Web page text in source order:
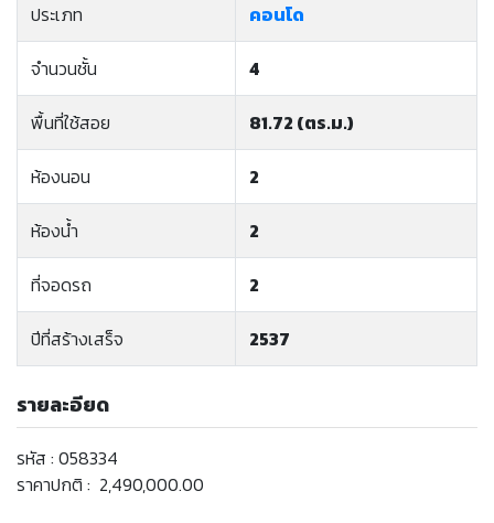
ประเภท คอนโด
จำนวนชั้น 4
พื้นที่ใช้สอย 81.72 (ตร.ม.)
ห้องนอน 2
ห้องน้ำ 2
ที่จอดรถ 2
ปีที่สร้างเสร็จ 2537
รายละอียด
รหัส : 058334
ราคาปกติ : 2,490,000.00